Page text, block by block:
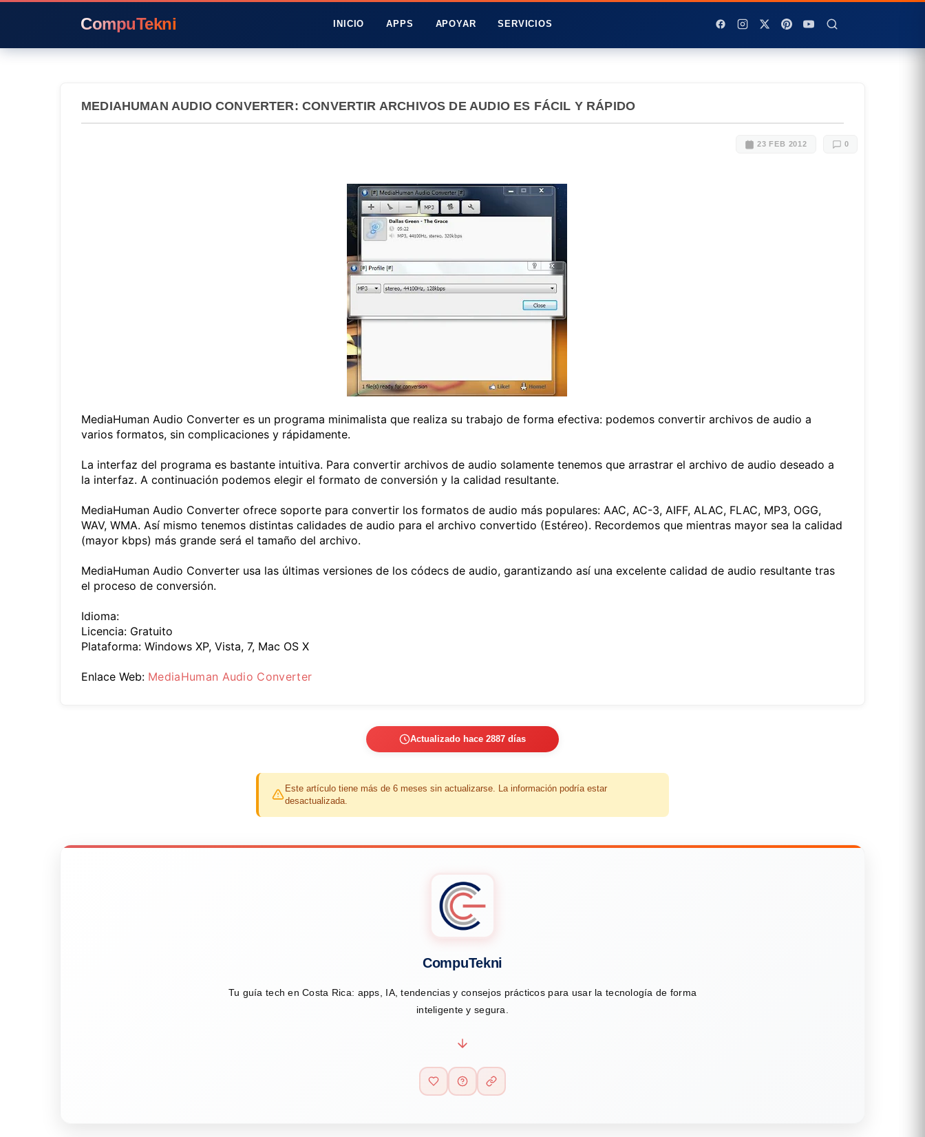
CompuTekni INICIO APPS APOYAR SERVICIOS
MEDIAHUMAN AUDIO CONVERTER: CONVERTIR ARCHIVOS DE AUDIO ES FÁCIL Y RÁPIDO
23 FEB 2012 0
MediaHuman Audio Converter es un programa minimalista que realiza su trabajo de forma efectiva: podemos convertir archivos de audio a
varios formatos, sin complicaciones y rápidamente.
La interfaz del programa es bastante intuitiva. Para convertir archivos de audio solamente tenemos que arrastrar el archivo de audio deseado a
la interfaz. A continuación podemos elegir el formato de conversión y la calidad resultante.
MediaHuman Audio Converter ofrece soporte para convertir los formatos de audio más populares: AAC, AC-3, AIFF, ALAC, FLAC, MP3, OGG,
WAV, WMA. Así mismo tenemos distintas calidades de audio para el archivo convertido (Estéreo). Recordemos que mientras mayor sea la calidad
(mayor kbps) más grande será el tamaño del archivo.
MediaHuman Audio Converter usa las últimas versiones de los códecs de audio, garantizando así una excelente calidad de audio resultante tras
el proceso de conversión.
Idioma:
Licencia: Gratuito
Plataforma: Windows XP, Vista, 7, Mac OS X
Enlace Web: MediaHuman Audio Converter
Actualizado hace 2887 días
Este artículo tiene más de 6 meses sin actualizarse. La información podría estar
desactualizada.
CompuTekni
Tu guía tech en Costa Rica: apps, IA, tendencias y consejos prácticos para usar la tecnología de forma
inteligente y segura.